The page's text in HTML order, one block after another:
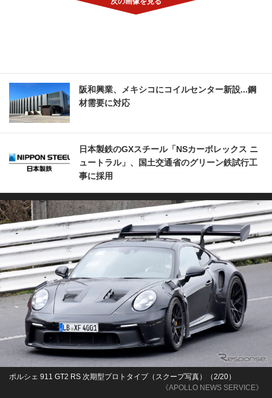
阪和興業、メキシコにコイルセンター新設...鋼
材需要に対応
日本製鉄のGXスチール「NSカーボレックス ニ
ュートラル」、国土交通省のグリーン鉄試行工
事に採用
《APOLLO NEWS SERVICE》
ポルシェ 911 GT2 RS 次期型プロトタイプ（スクープ写真）（2/20）